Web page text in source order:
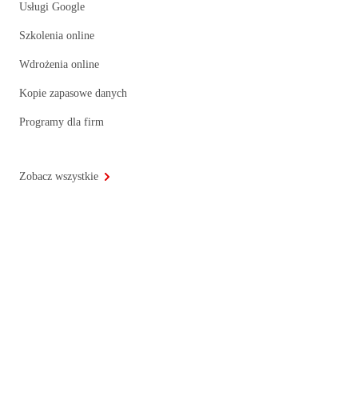
Usługi Google
Szkolenia online
Wdrożenia online
Kopie zapasowe danych
Programy dla firm
Zobacz wszystkie